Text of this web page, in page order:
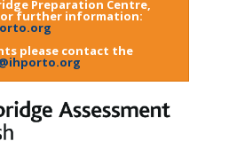
Preparation Centre,
further information:
please contact the